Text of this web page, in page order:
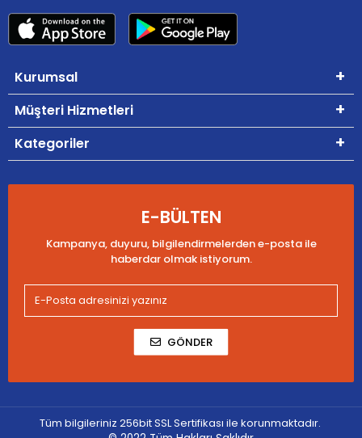
Kurumsal
Müşteri Hizmetleri
Kategoriler
E-BÜLTEN
Kampanya, duyuru, bilgilendirmelerden e-posta ile
haberdar olmak istiyorum.
GÖNDER
Tüm bilgileriniz 256bit SSL Sertifikası ile korunmaktadır.